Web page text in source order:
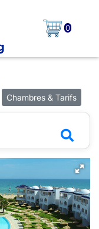
0
Chambres & Tarifs